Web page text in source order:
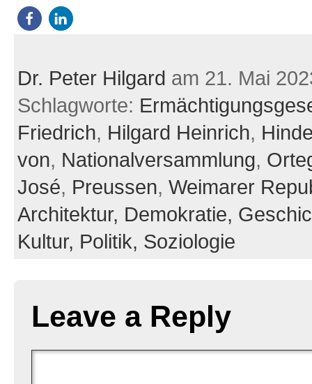
Dr. Peter Hilgard am 21. Mai
Schlagworte:
Friedrich, Hilgard Heinrich,
von, Nationalversammlung,
José, Preussen, Weimarer
Architektur, Demokratie,
Kultur, Politik, Soziologie
Leave a Reply